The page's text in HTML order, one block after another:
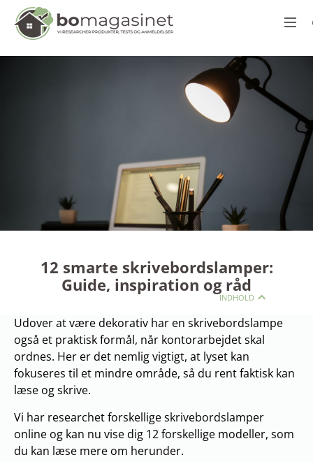
12 smarte skrivebordslamper:
Guide, inspiration og råd
INDHOLD
Udover at være dekorativ har en skrivebordslampe
også et praktisk formål, når kontorarbejdet skal
ordnes. Her er det nemlig vigtigt, at lyset kan
fokuseres til et mindre område, så du rent faktisk kan
læse og skrive.
Vi har researchet forskellige skrivebordslamper
online og kan nu vise dig 12 forskellige modeller, som
du kan læse mere om herunder.